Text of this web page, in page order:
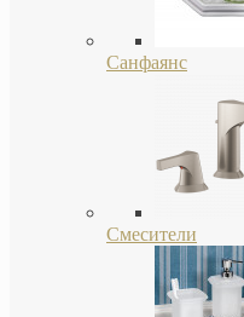
Санфаянс
Смесители